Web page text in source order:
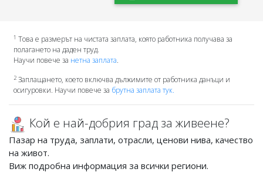
1 Това е размерът на чистата заплата, която работника получава за
полагането на даден труд.
Научи повече за нетна заплата.
2Заплащането, което включва дължимите от работника данъци и
осигуровки. Научи повече за брутна заплата тук.
Кой е най-добрия град за живеене?
Пазар на труда, заплати, отрасли, ценови нива, качество
на живот.
Виж подробна информация за всички региони.